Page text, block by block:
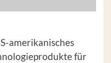
amerikanisches
für